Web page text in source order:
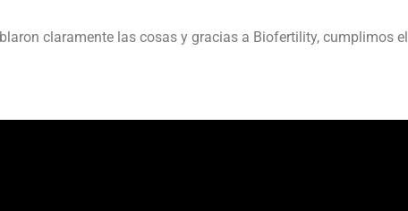
claramente las cosas y gracias a Biofertility, cumplimos